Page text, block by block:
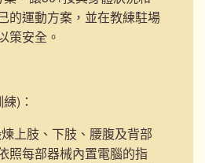
的運動方案，並在教練駐場
策安全。
) ：
上肢、下肢、腰腹及背部
照每部器械內置電腦的指